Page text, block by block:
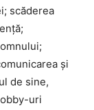
scăderea
și
de sine,
uri